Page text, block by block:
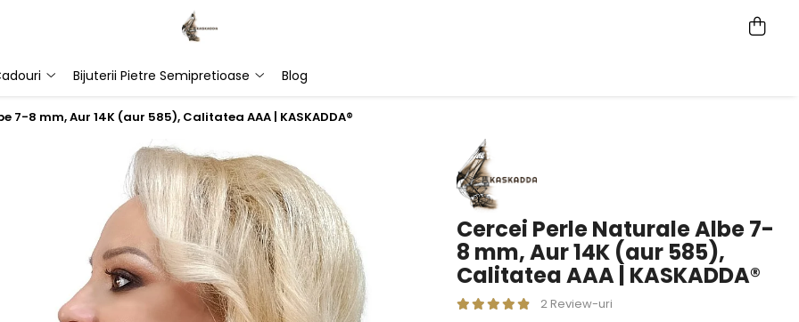
Bijuterii Pietre Semipretioase Blog
7-8 mm, Aur 14K (aur 585), Calitatea AAA | KASKADDA®
Cercei Perle Naturale Albe 7-
8 mm, Aur 14K (aur 585),
Calitatea AAA | KASKADDA®
2 Review-uri